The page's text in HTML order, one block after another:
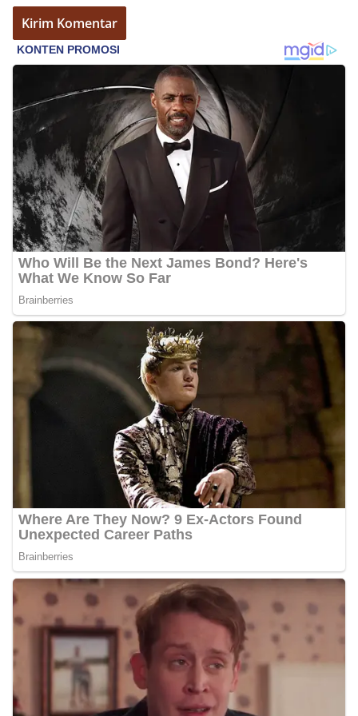
bendera dengan benar merupakan salah satu
wujud nyata partisipasi masyarakat dalam
memperingati hari bersejarah bangsa
Indonesia.‎‎”Kami mengimbau kepada seluruh
warga agar mulai mempersiapkan dan memasang
bendera Merah Putih di depan rumah masing-
masing secara penuh. Ini adalah bentuk
penghormatan kita bersama terhadap
perjuangan para pahlawan yang telah merebut
kemerdekaan,” ujar Aiptu Muliyadi Suraukur saat
berdialog dengan warga.‎‎Ia juga menambahkan
agar warga memperhatikan kondisi bendera yang
akan dikibarkan, memastikan bendera dalam
keadaan bersih, tidak sobek, dan layak untuk
dikibarkan sebagai simbol kehormatan
negara.‎‎‎Selain menyampaikan imbauan terkait
bendera, kegiatan sambang DDS ini juga
dimanfaatkan sebagai sarana deteksi dini (early
warning) guna mengantisipasi potensi gangguan
(Kamtibmas) di lingkungan tempat tinggal warga.
Melalui interaksi langsung tersebut,
Bhabinkamtibmas dapat menghimpun informasi
awal terkait situasi sosial, potensi kerawanan,
maupun hal-hal yang dapat mengganggu
kondusivitas wilayah, khususnya menjelang
perayaan HUT Kemerdekaan RI yang biasanya
diwarnai dengan berbagai kegiatan dan
keramaian warga.‎‎Dengan adanya deteksi dini ini,
diharapkan potensi gangguan keamanan dapat
diantisipasi sejak awal sehingga situasi di
Kelurahan Sunggal tetap terjaga aman, tertib,
dan kondusif hingga puncak perayaan HUT
Kemerdekaan RI berlangsung.‎‎Wujud Kedekatan
implementasi program Polri Presisi yang
mengedepankan kehadiran dan kedekatan
personel Kepolisian dengan masyarakat. Melalui
kegiatan semacam ini, Bhabinkamtibmas tidak
hanya berperan sebagai penyampai informasi
dan imbauan, tetapi juga sebagai mitra
masyarakat dalam menjaga keamanan lingkungan
secara bersama-sama.‎‎Kehadiran
Bhabinkamtibmas di tengah-tengah warga